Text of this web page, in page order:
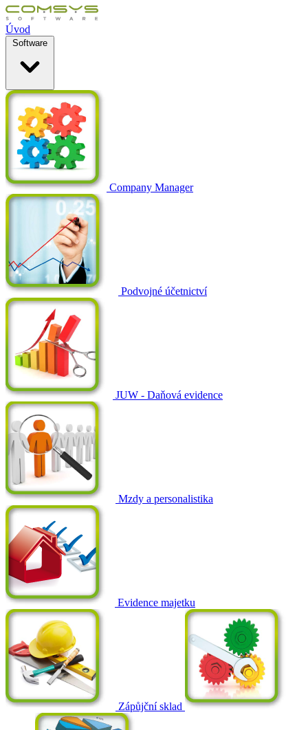
Úvod
Software
Company Manager
Podvojné účetnictví
JUW - Daňová evidence
Mzdy a personalistika
Evidence majetku
Zápůjční sklad